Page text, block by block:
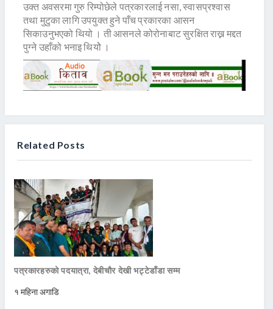
उक्त अवसरमा गुरु रिम्पोछेले पत्रकारलाई नसा, स्वासप्रश्वास
तथा मुटुका लागि उपयुक्त हुने पाँच प्रकारका आसन
सिकाउनुभएको थियो । ती आसनले कोरोनाबाट सुरक्षित राख्न मद्दत
पुग्ने उहाँको भनाइ थियोे ।
Related Posts
पत्रकारहरुको पदयात्रा, देबीचौर देखी भट्टेडाँडा सम्म
१ महिना अगाडि